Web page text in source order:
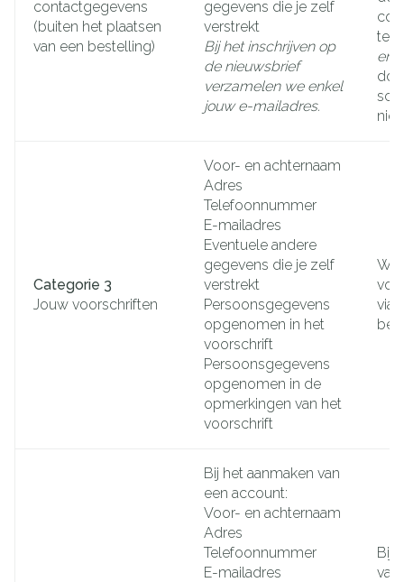
contactgegevens
(buiten het plaatsen
van een bestelling)
gegevens die je zelf
verstrekt
Bij het inschrijven op
de nieuwsbrief
verzamelen we enkel
jouw e-mailadres.
te
en/
Categorie 3
Jouw voorschriften
Voor- en achternaam
Adres
Telefoonnummer
E-mailadres
Eventuele andere
gegevens die je zelf
verstrekt
Persoonsgegevens
opgenomen in het
voorschrift
Persoonsgegevens
opgenomen in de
opmerkingen van het
voorschrift
via
Bij het aanmaken van
een account:
Voor- en achternaam
Adres
Telefoonnummer
E-mailadres
Bij
van